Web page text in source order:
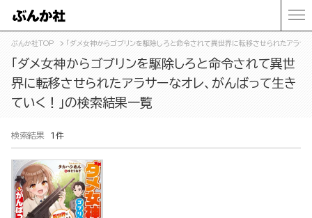
ぶんか社TOP 「ダメ女神からゴブリンを駆除しろと命令されて異世界に転移させられたアラサ
「ダメ女神からゴブリンを駆除しろと命令されて異世
界に転移させられたアラサーなオレ、がんばって生き
ていく！」の検索結果一覧
検索結果 1件